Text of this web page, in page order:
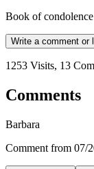
Book of condolence
Write a comment or
1253 Visits, 13
Comments
Barbara
Comment from 07/